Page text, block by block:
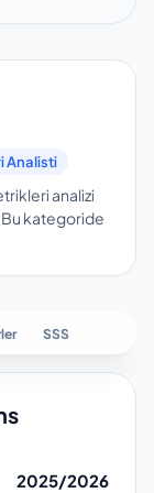
Analisti
analizi
Bu kategoride
SSS
2025/2026